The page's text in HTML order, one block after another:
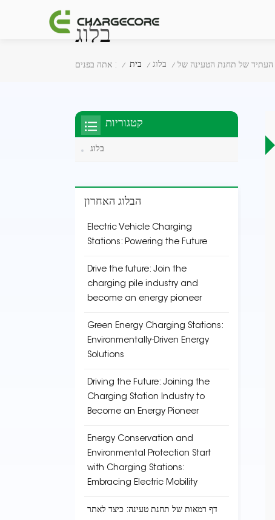
בלוג
אתה בפנים : / בית / בלוג /
קטגוריות
בלוג
הבלוג האחרון
Electric Vehicle Charging
Stations: Powering the Future
Drive the future: Join the
charging pile industry and
become an energy pioneer
Green Energy Charging Stations:
Environmentally-Driven Energy
Solutions
Driving the Future: Joining the
Charging Station Industry to
Become an Energy Pioneer
Energy Conservation and
Environmental Protection Start
with Charging Stations:
Embracing Electric Mobility
דף רמאות של תחנת טעינה: כיצד לאתר